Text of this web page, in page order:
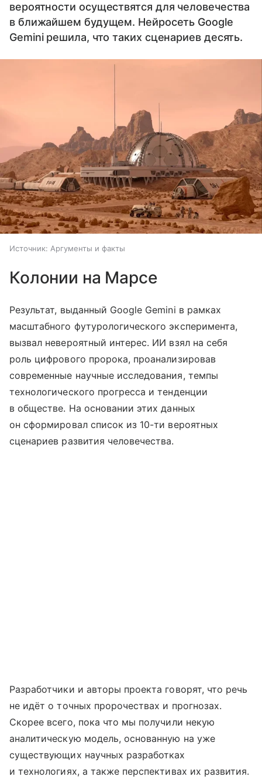
вероятности осуществятся для человечества
в ближайшем будущем. Нейросеть Google
Gemini решила, что таких сценариев десять.
Источник: Аргументы и факты
Колонии на Марсе
Результат, выданный Google Gemini в рамках
масштабного футурологического эксперимента,
вызвал невероятный интерес. ИИ взял на себя
роль цифрового пророка, проанализировав
современные научные исследования, темпы
технологического прогресса и тенденции
в обществе. На основании этих данных
он сформировал список из 10-ти вероятных
сценариев развития человечества.
Разработчики и авторы проекта говорят, что речь
не идёт о точных пророчествах и прогнозах.
Скорее всего, пока что мы получили некую
аналитическую модель, основанную на уже
существующих научных разработках
и технологиях, а также перспективах их развития.